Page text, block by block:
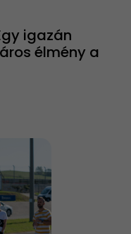
igazán
élmény a